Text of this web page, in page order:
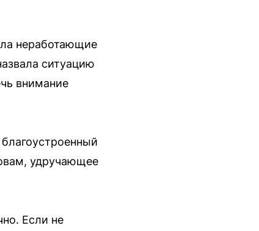
неработающие
ситуацию
внимание
удручающее
Если не